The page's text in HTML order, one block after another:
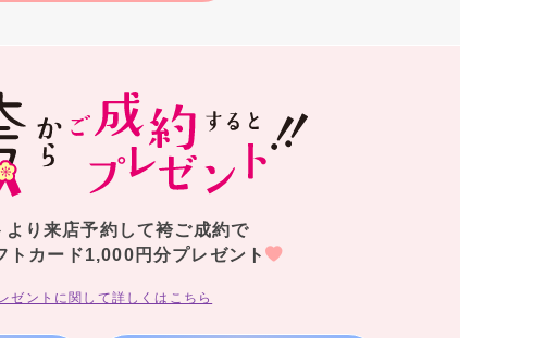
より来店予約して袴ご成約で
トカード1,000円分プレゼント
ゼントに関して詳しくはこちら